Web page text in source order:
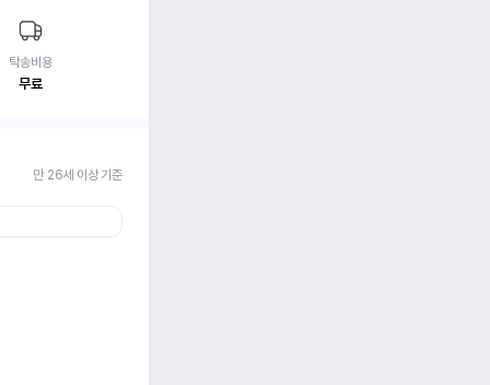
탁송비용
무료
만 26세 이상 기준